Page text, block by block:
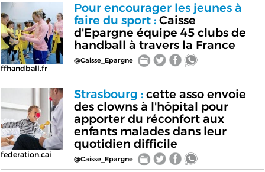
ffhandball.fr
Pour encourager les jeunes à
faire du sport :Caisse
d'Epargne équipe 45 clubs de
handball à travers la France
@Caisse_Epargne
federation.cai
Strasbourg :cette asso envoie
des clowns à l'hôpital pour
apporter du réconfort aux
enfants malades dans leur
quotidien difficile
@Caisse_Epargne